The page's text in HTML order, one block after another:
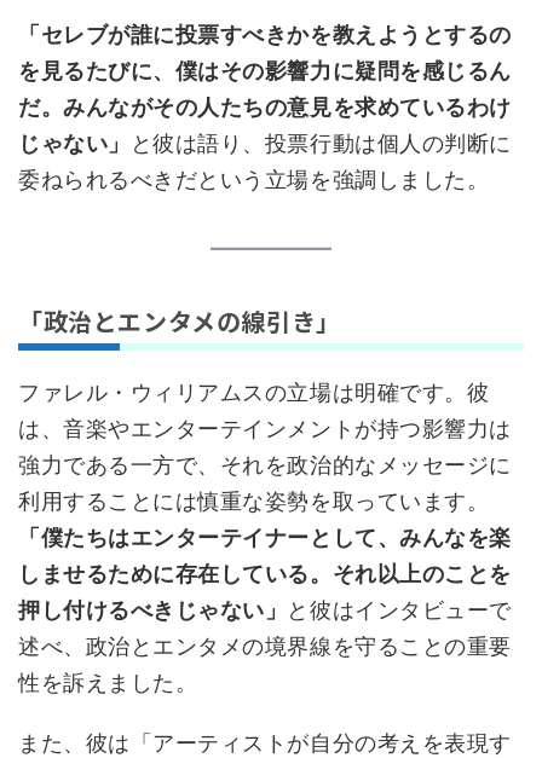
「セレブが誰に投票すべきかを教えようとするの
を見るたびに、僕はその影響力に疑問を感じるん
だ。みんながその人たちの意見を求めているわけ
じゃない」
と彼は語り、投票行動は個人の判断に
委ねられるべきだという立場を強調しました。
「政治とエンタメの線引き」
ファレル・ウィリアムスの立場は明確です。彼
は、音楽やエンターテインメントが持つ影響力は
強力である一方で、それを政治的なメッセージに
利用することには慎重な姿勢を取っています。
「僕たちはエンターテイナーとして、みんなを楽
しませるために存在している。それ以上のことを
押し付けるべきじゃない」
と彼はインタビューで
述べ、政治とエンタメの境界線を守ることの重要
性を訴えました。
また、彼は「アーティストが自分の考えを表現す